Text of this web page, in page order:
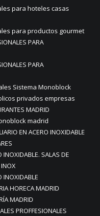
para hoteles casas
para productos gourmet
PARA
PARA
Sistema Monoblock
privados empresas
MADRID
madrid
EN ACERO INOXIDABLE
INOXIDABLE. SALAS DE
INOXIDABLE
HORECA MADRID
MADRID
PROFFESIONALES